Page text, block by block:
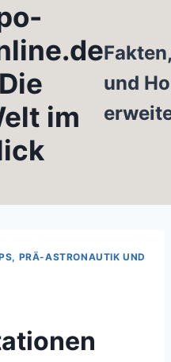
im
und
PRÄ-ASTRONAUTIK UND